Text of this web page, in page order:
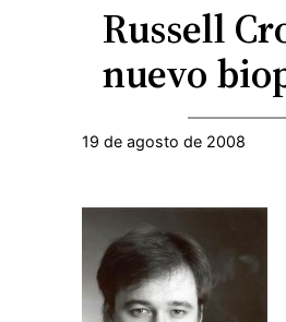
Russell
nuevo
19 de agosto de 2008